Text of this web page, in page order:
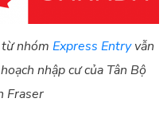
nhóm Express Entryvẫn
nhập cư của Tân Bộ
Fraser